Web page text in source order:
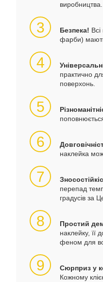
виробництва.
3 Безпека!
фарби) мають
4
практично
поверхонь.
5
6
наклейка
7
перепад
градусів за
8 Простий
наклейку, її
феном для
9
Сюрприз у
Кожному